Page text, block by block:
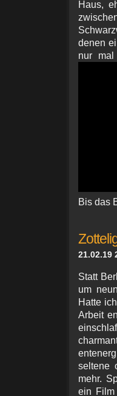
Haus,
denen
nur
Bis das
21.02.19
Statt
um
Hatte
Arbeit
seltene
mehr.
ein Film